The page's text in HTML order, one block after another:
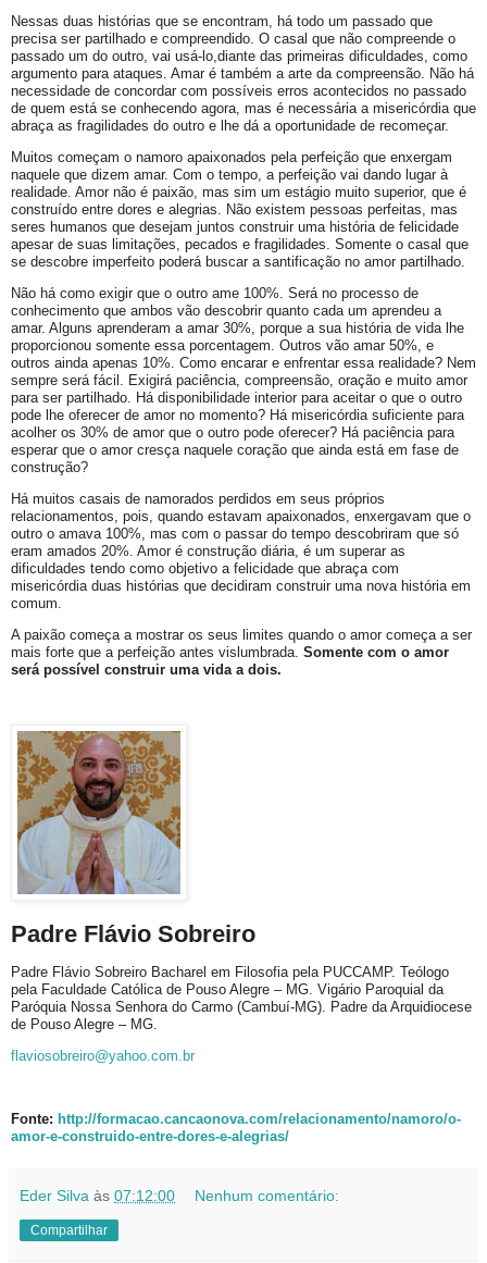
Nessas duas histórias que se encontram, há todo um passado que
precisa ser partilhado e compreendido. O casal que não compreende o
passado um do outro, vai usá-lo,diante das primeiras dificuldades, como
argumento para ataques. Amar é também a arte da compreensão. Não há
necessidade de concordar com possíveis erros acontecidos no passado
de quem está se conhecendo agora, mas é necessária a misericórdia que
abraça as fragilidades do outro e lhe dá a oportunidade de recomeçar.
Muitos começam o namoro apaixonados pela perfeição que enxergam
naquele que dizem amar. Com o tempo, a perfeição vai dando lugar à
realidade. Amor não é paixão, mas sim um estágio muito superior, que é
construído entre dores e alegrias. Não existem pessoas perfeitas, mas
seres humanos que desejam juntos construir uma história de felicidade
apesar de suas limitações, pecados e fragilidades. Somente o casal que
se descobre imperfeito poderá buscar a santificação no amor partilhado.
Não há como exigir que o outro ame 100%. Será no processo de
conhecimento que ambos vão descobrir quanto cada um aprendeu a
amar. Alguns aprenderam a amar 30%, porque a sua história de vida lhe
proporcionou somente essa porcentagem. Outros vão amar 50%, e
outros ainda apenas 10%. Como encarar e enfrentar essa realidade? Nem
sempre será fácil. Exigirá paciência, compreensão, oração e muito amor
para ser partilhado. Há disponibilidade interior para aceitar o que o outro
pode lhe oferecer de amor no momento? Há misericórdia suficiente para
acolher os 30% de amor que o outro pode oferecer? Há paciência para
esperar que o amor cresça naquele coração que ainda está em fase de
construção?
Há muitos casais de namorados perdidos em seus próprios
relacionamentos, pois, quando estavam apaixonados, enxergavam que o
outro o amava 100%, mas com o passar do tempo descobriram que só
eram amados 20%. Amor é construção diária, é um superar as
dificuldades tendo como objetivo a felicidade que abraça com
misericórdia duas histórias que decidiram construir uma nova história em
comum.
A paixão começa a mostrar os seus limites quando o amor começa a ser
mais forte que a perfeição antes vislumbrada. Somente com o amor
será possível construir uma vida a dois.
Padre Flávio Sobreiro
Padre Flávio Sobreiro Bacharel em Filosofia pela PUCCAMP. Teólogo
pela Faculdade Católica de Pouso Alegre – MG. Vigário Paroquial da
Paróquia Nossa Senhora do Carmo (Cambuí-MG). Padre da Arquidiocese
de Pouso Alegre – MG.
flaviosobreiro@yahoo.com.br
Fonte: http://formacao.cancaonova.com/relacionamento/namoro/o-
amor-e-construido-entre-dores-e-alegrias/
Eder Silva às 07:12:00 Nenhum comentário:
Compartilhar